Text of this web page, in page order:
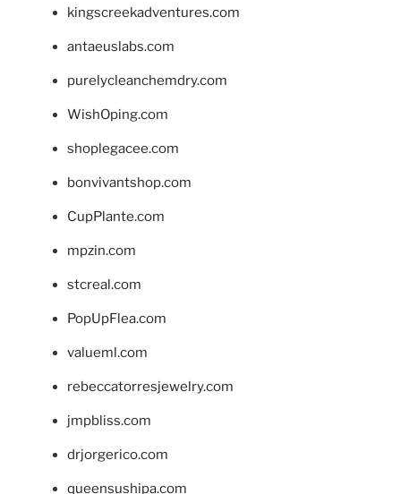
kingscreekadventures.com
antaeuslabs.com
purelycleanchemdry.com
WishOping.com
shoplegacee.com
bonvivantshop.com
CupPlante.com
mpzin.com
stcreal.com
PopUpFlea.com
valueml.com
rebeccatorresjewelry.com
jmpbliss.com
drjorgerico.com
queensushipa.com